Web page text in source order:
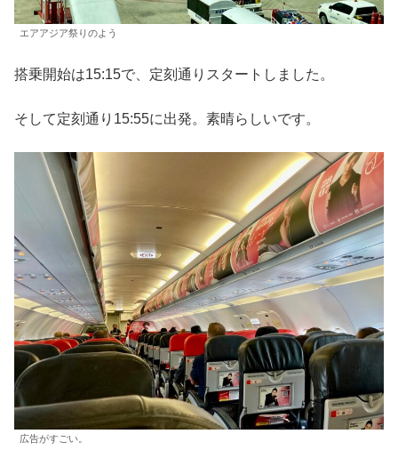
エアアジア祭りのよう
搭乗開始は15:15で、定刻通りスタートしました。
そして定刻通り15:55に出発。素晴らしいです。
広告がすごい。